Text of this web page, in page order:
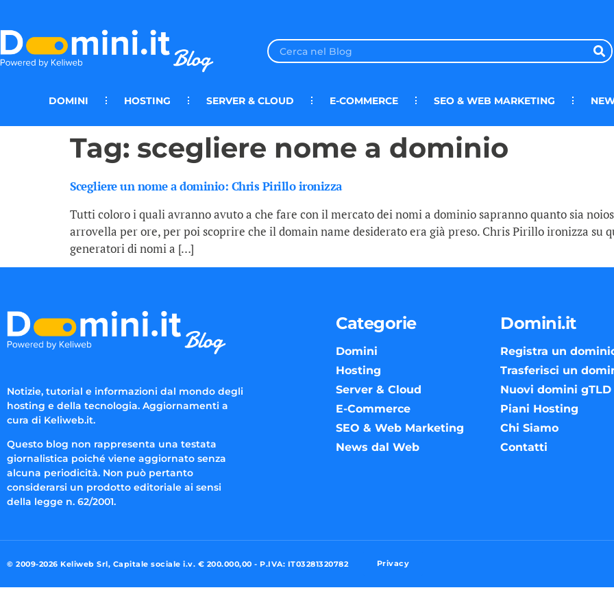
DOMINI HOSTING SERVER & CLOUD E-COMMERCE SEO & WEB MARKETING
Tag: scegliere nome a dominio
Scegliere un nome a dominio: Chris Pirillo ironizza
Tutti coloro i quali avranno avuto a che fare con il mercato dei nomi a dominio sapranno quanto sia
arrovella per ore, per poi scoprire che il domain name desiderato era già preso. Chris Pirillo ironizza su
generatori di nomi a […]
Notizie, tutorial e informazioni dal mondo degli
hosting e della tecnologia. Aggiornamenti a
cura di Keliweb.it.
Questo blog non rappresenta una testata
giornalistica poiché viene aggiornato senza
alcuna periodicità. Non può pertanto
considerarsi un prodotto editoriale ai sensi
della legge n. 62/2001.
Categorie
Domini
Hosting
Server & Cloud
E-Commerce
SEO & Web Marketing
News dal Web
Domini.it
Registra un
Trasferisci un
Nuovi domini gTLD
Piani Hosting
Chi Siamo
Contatti
© 2009-2026 Keliweb Srl, Capitale sociale i.v. € 200.000,00 - P.IVA: IT03281320782 Privacy